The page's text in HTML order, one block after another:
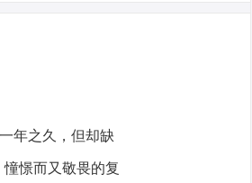
年之久，但却缺
憬而又敬畏的复